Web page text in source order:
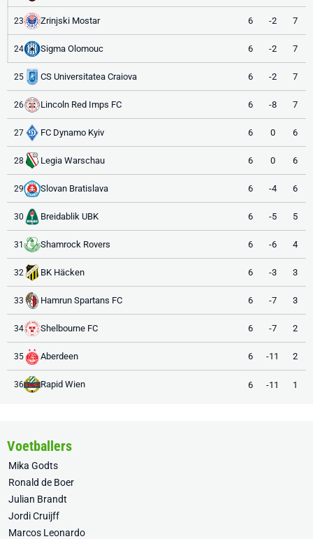
23 Zrinjski Mostar 6 -2 7
24 Sigma Olomouc 6 -2 7
25 CS Universitatea Craiova 6 -2 7
26 Lincoln Red Imps FC 6 -8 7
27 FC Dynamo Kyiv 6 0 6
28 Legia Warschau 6 0 6
29 Slovan Bratislava 6 -4 6
30 Breidablik UBK 6 -5 5
31 Shamrock Rovers 6 -6 4
32 BK Häcken 6 -3 3
33 Hamrun Spartans FC 6 -7 3
34 Shelbourne FC 6 -7 2
35 Aberdeen 6 -11 2
36 Rapid Wien 6 -11 1
Voetballers
Mika Godts
Ronald de Boer
Julian Brandt
Jordi Cruijff
Marcos Leonardo